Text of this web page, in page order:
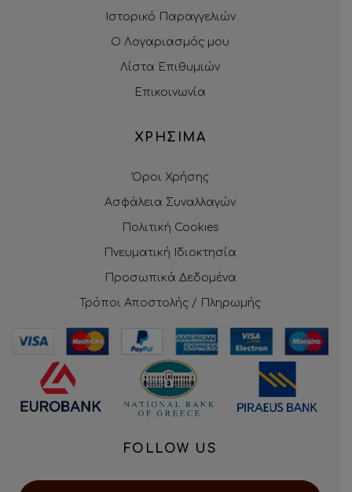
Ιστορικό Παραγγελιών
Ο Λογαριασμός μου
Λίστα Επιθυμιών
Επικοινωνία
ΧΡΗΣΙΜΑ
Όροι Χρήσης
Ασφάλεια Συναλλαγών
Πολιτική Cookies
Πνευματική Ιδιοκτησία
Προσωπικά Δεδομένα
Τρόποι Αποστολής / Πληρωμής
FOLLOW US